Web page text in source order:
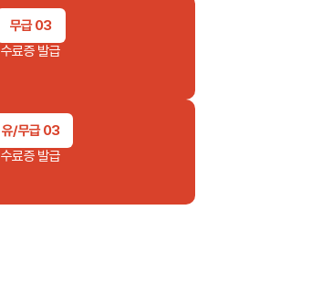
국제학생증
무급 03
수료증 발급
유/무급 03
수료증 발급